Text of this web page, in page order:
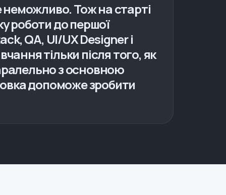
Тож на старті
роботи до першої
QA, UI/UX Designer і
тільки після того, як
з основною
допоможе зробити